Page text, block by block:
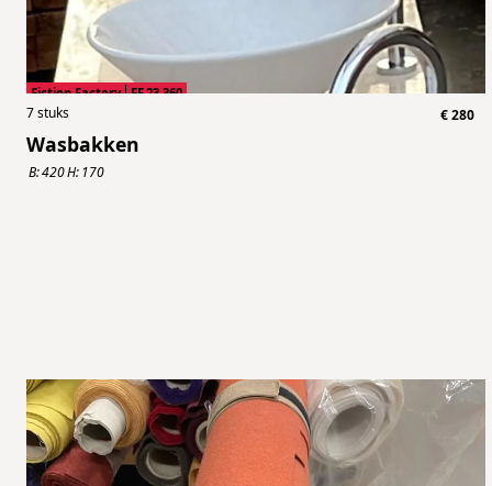
Fiction Factory FF.23.360
7stuks €280
Wasbakken
B:420H: 170